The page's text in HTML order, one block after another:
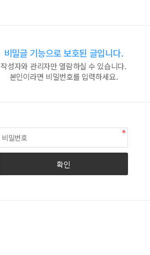
비밀글 기능으로 보호된 글입니다.
작성자와 관리자만 열람하실 수 있습니다.
본인이라면 비밀번호를 입력하세요.